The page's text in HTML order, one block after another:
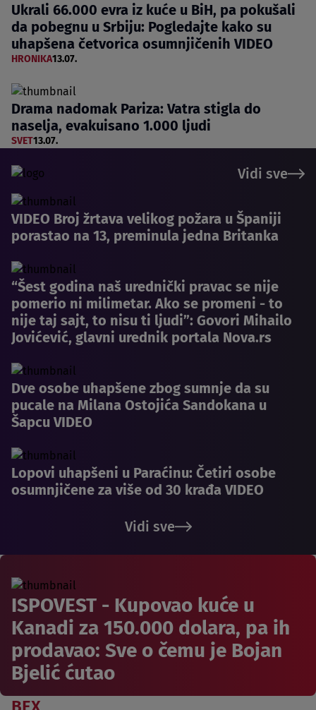
Ukrali 66.000 evra iz kuće u BiH, pa pokušali
da pobegnu u Srbiju: Pogledajte kako su
uhapšena četvorica osumnjičenih VIDEO
HRONIKA13.07.
Drama nadomak Pariza: Vatra stigla do
naselja, evakuisano 1.000 ljudi
SVET13.07.
Vidi sve
VIDEO Broj žrtava velikog požara u Španiji
porastao na 13, preminula jedna Britanka
“Šest godina naš urednički pravac se nije
pomerio ni milimetar. Ako se promeni - to
nije taj sajt, to nisu ti ljudi”: Govori Mihailo
Jovićević, glavni urednik portala Nova.rs
Dve osobe uhapšene zbog sumnje da su
pucale na Milana Ostojića Sandokana u
Šapcu VIDEO
Lopovi uhapšeni u Paraćinu: Četiri osobe
osumnjičene za više od 30 krađa VIDEO
Vidi sve
ISPOVEST - Kupovao kuće u
Kanadi za 150.000 dolara, pa ih
prodavao: Sve o čemu je Bojan
Bjelić ćutao